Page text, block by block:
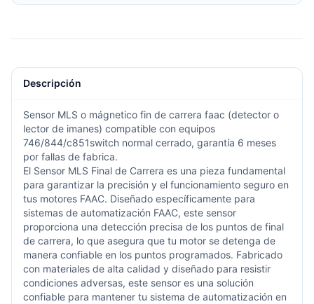
Descripción
Sensor MLS o mágnetico fin de carrera faac (detector o
lector de imanes) compatible con equipos
746/844/c851switch normal cerrado, garantía 6 meses
por fallas de fabrica.
El Sensor MLS Final de Carrera es una pieza fundamental
para garantizar la precisión y el funcionamiento seguro en
tus motores FAAC. Diseñado específicamente para
sistemas de automatización FAAC, este sensor
proporciona una detección precisa de los puntos de final
de carrera, lo que asegura que tu motor se detenga de
manera confiable en los puntos programados. Fabricado
con materiales de alta calidad y diseñado para resistir
condiciones adversas, este sensor es una solución
confiable para mantener tu sistema de automatización en